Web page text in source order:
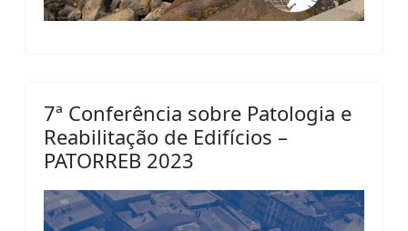
7ª Conferência sobre Patologia e
Reabilitação de Edifícios –
PATORREB 2023